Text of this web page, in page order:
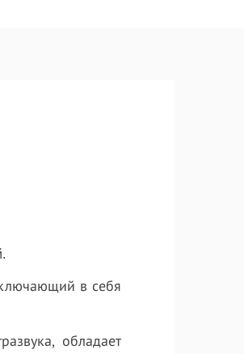
в себя
обладает